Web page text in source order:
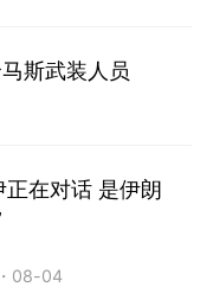
斯武装人员
在对话 是伊朗
・ 08-04